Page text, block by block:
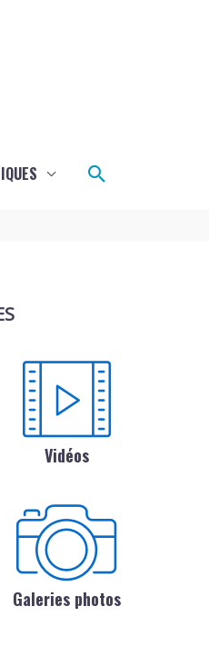
Rechercher
Vidéos
Galeries photos